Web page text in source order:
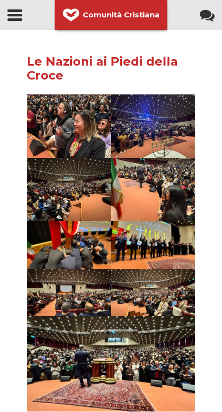
Comunità Cristiana
Le Nazioni ai Piedi della
Croce